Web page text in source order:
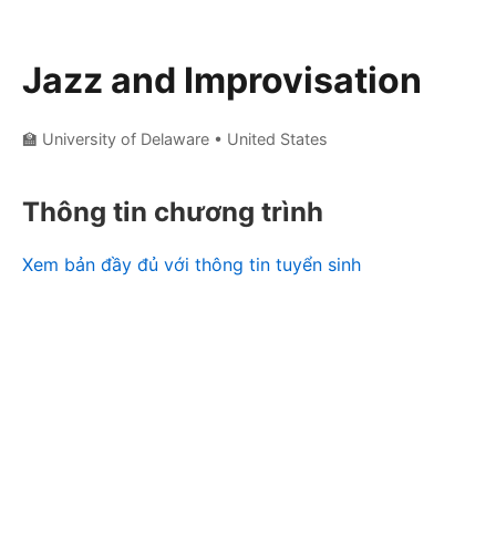
Jazz and Improvisation
🏫 University of Delaware • United States
Thông tin chương trình
Xem bản đầy đủ với thông tin tuyển sinh